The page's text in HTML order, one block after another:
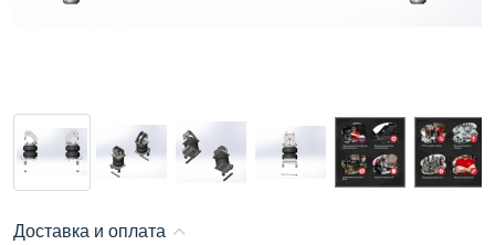
Доставка и оплата